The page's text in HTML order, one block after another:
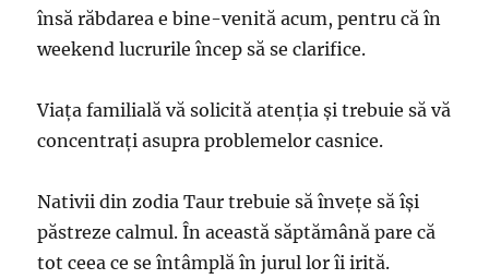
însă răbdarea e bine-venită acum, pentru că în
weekend lucrurile încep să se clarifice.
Viaţa familială vă solicită atenţia şi trebuie să vă
concentraţi asupra problemelor casnice.
Nativii din zodia Taur trebuie să învețe să își
păstreze calmul. În această săptămână pare că
tot ceea ce se întâmplă în jurul lor îi irită.